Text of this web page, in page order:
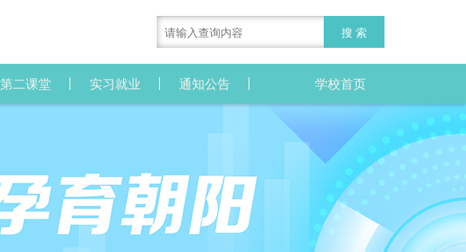
第二课堂 实习就业 通知公告 学校首页